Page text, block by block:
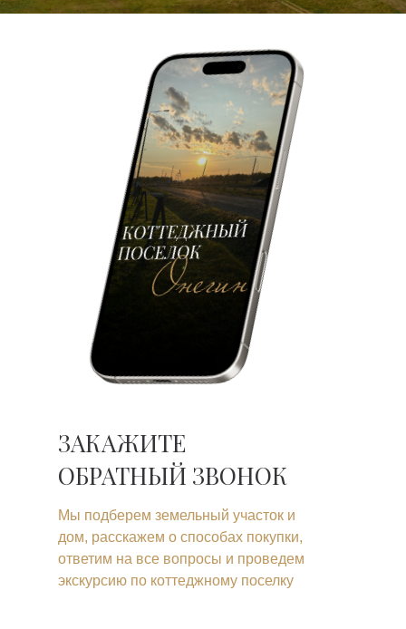
ЗАКАЖИТЕ
ОБРАТНЫЙ ЗВОНОК
Мы подберем земельный участок и
дом, расскажем о способах покупки,
ответим на все вопросы и проведем
экскурсию по коттеджному поселку